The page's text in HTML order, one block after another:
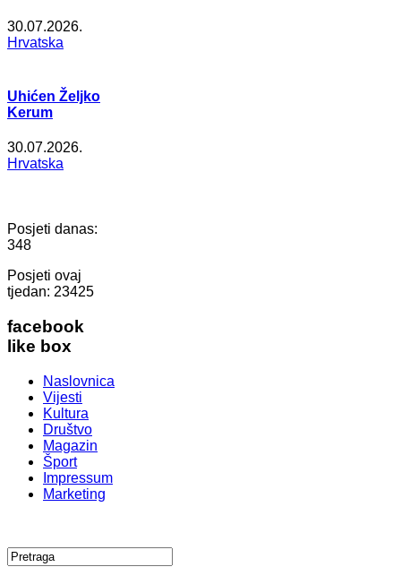
30.07.2026.
Hrvatska
Uhićen Željko
Kerum
30.07.2026.
Hrvatska
Posjeti danas:
348
Posjeti ovaj
tjedan: 23425
facebook
like box
Naslovnica
Vijesti
Kultura
Društvo
Magazin
Šport
Impressum
Marketing